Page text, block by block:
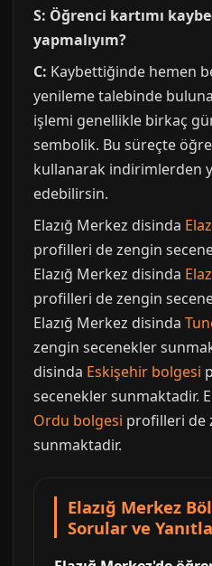
S: Öğrenci kartımı
yapmalıyım?
C: Kaybettiğinde hemen
yenileme talebinde
işlemi genellikle birkaç
sembolik. Bu süreçte
kullanarak indirimlerden
edebilirsin.
Elazığ Merkez disinda
profilleri de zengin
Elazığ Merkez disinda
profilleri de zengin
Elazığ Merkez disinda
zengin secenekler
disinda Eskişehir bolgesi
secenekler sunmaktadir.
Ordu bolgesi profilleri de
sunmaktadir.
Elazığ Merkez
Sorular ve